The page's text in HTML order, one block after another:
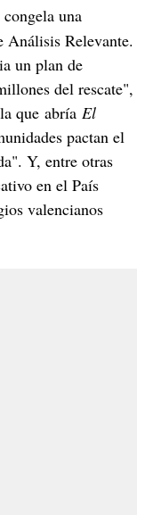
una
Análisis Relevante.
un plan de
del rescate",
que abría El
pactan el
Y, entre otras
en el País
valencianos